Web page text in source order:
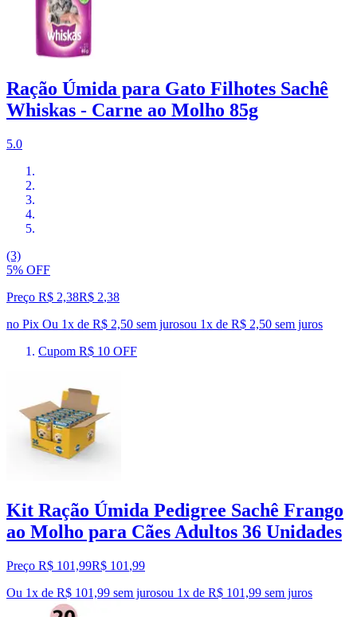
Ração Úmida para Gato Filhotes Sachê
Whiskas - Carne ao Molho 85g
5.0
(3)
5% OFF
Preço R$ 2,38R$ 2,38
no Pix Ou 1x de R$ 2,50 sem jurosou 1x de R$ 2,50 sem juros
Cupom R$ 10 OFF
Kit Ração Úmida Pedigree Sachê Frango
ao Molho para Cães Adultos 36 Unidades
Preço R$ 101,99R$ 101 ,99
Ou 1x de R$ 101,99 sem jurosou 1x de R$ 101,99 sem juros